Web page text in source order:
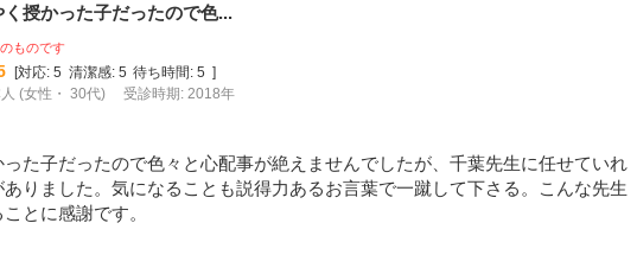
授かった子だったので色...
ものです
[対応: 5 清潔感: 5 待ち時間: 5 ]
(女性・ 30代) 受診時期: 2018年
た子だったので色々と心配事が絶えませんでしたが、千葉先生に任せていれ
りました。気になることも説得力あるお言葉で一蹴して下さる。こんな先生
とに感謝です。